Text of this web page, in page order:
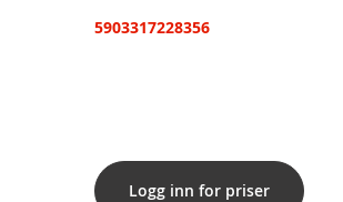
5903317228356
Logg inn for priser